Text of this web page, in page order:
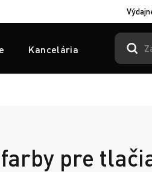
Kancelária
pre